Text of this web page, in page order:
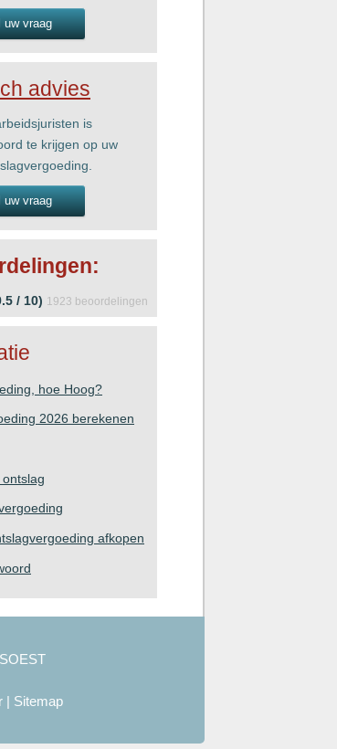
uw vraag
advies
is
te krijgen op uw
uw vraag
/ 10) 1923 beoordelingen
hoe Hoog?
2026 berekenen
afkopen
| Sitemap